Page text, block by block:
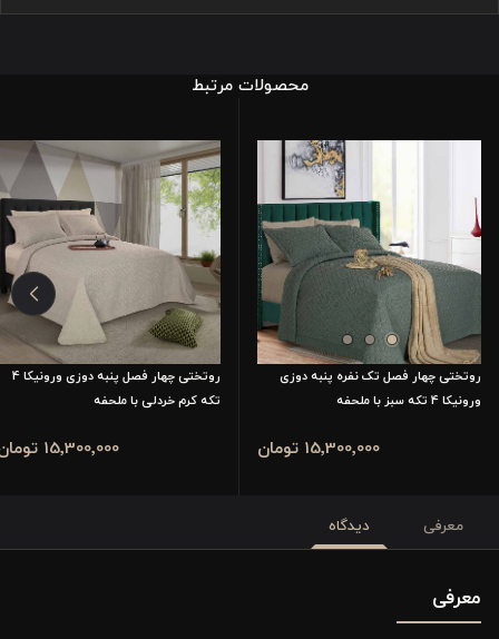
محصولات مرتبط
روتختی چهار فصل تک نفره پنبه دوزی
ورونیکا 4 تکه سبز با ملحفه
15٬300٬000 تومان
روتختی چهار فصل پنبه دوزی ورونیکا 4
تکه کرم خردلی با ملحفه
15٬300٬000 تومان
معرفی دیدگاه
معرفی